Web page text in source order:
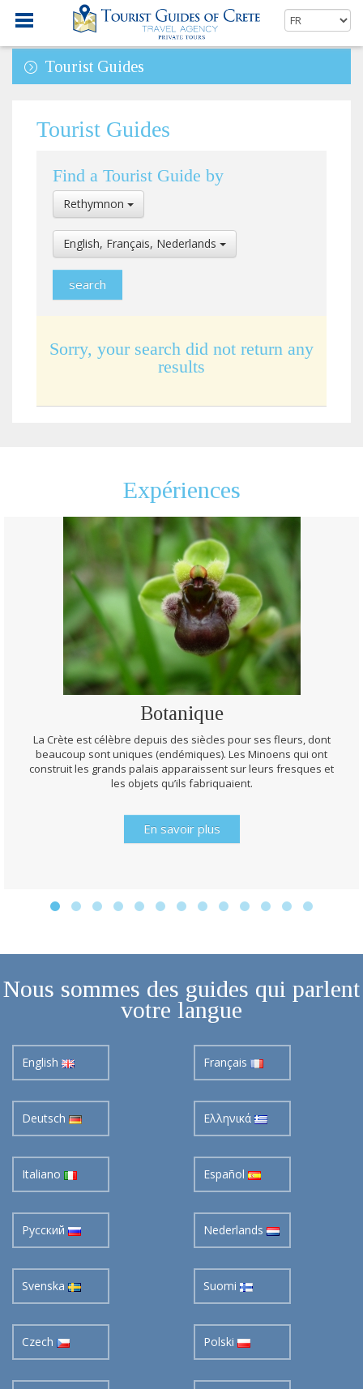
Tourist Guides
Tourist Guides
Find a Tourist Guide by
Select
Location
Rethymnon
Select
Language
English, Français, Nederlands
Sorry, your search did not return any
results
Expériences
Botanique
La Crète est célèbre depuis des siècles pour ses fleurs, dont
beaucoup sont uniques (endémiques). Les Minoens qui ont
construit les grands palais apparaissent sur leurs fresques et
les objets qu’ils fabriquaient.
En savoir plus
Nous sommes des guides qui parlent
votre langue
English Français
Deutsch Ελληνικά
Italiano Español
Pусский Nederlands
Svenska Suomi
Czech Polski